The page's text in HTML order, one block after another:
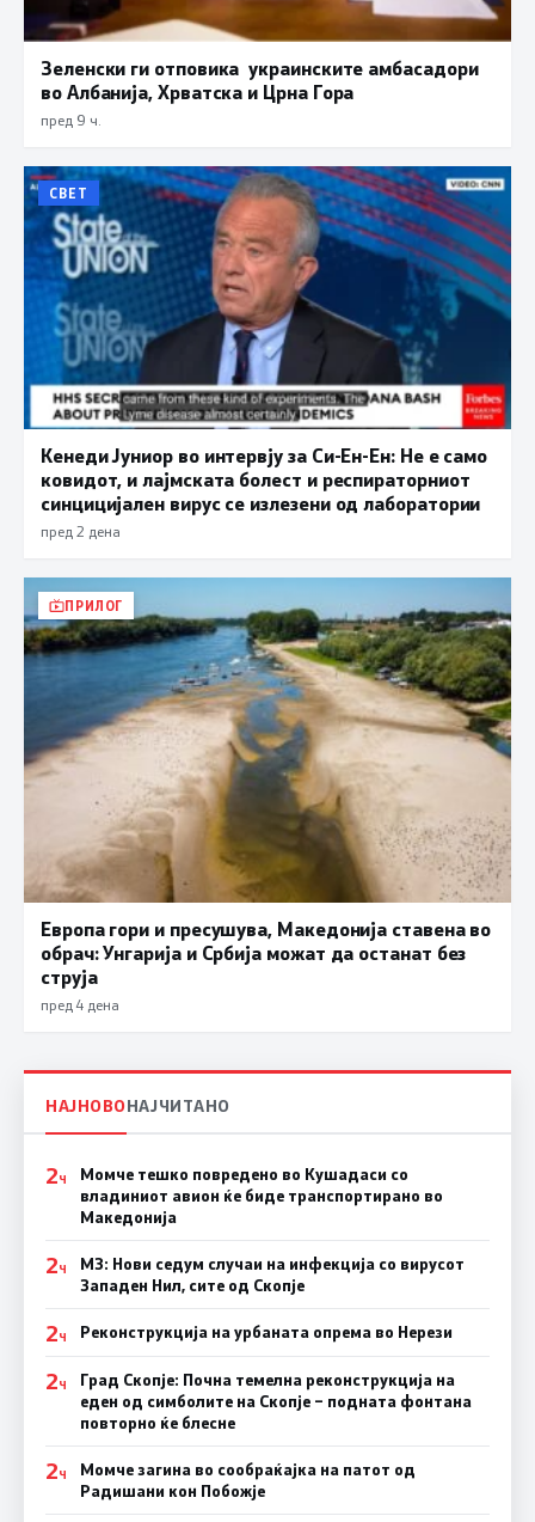
Зеленски ги отповика украинските амбасадори
во Албанија, Хрватска и Црна Гора
пред 9 ч.
СВЕТ
Кенеди Јуниор во интервју за Си-Ен-Ен: Не е само
ковидот, и лајмската болест и респираторниот
синцицијален вирус се излезени од лаборатории
пред 2 дена
ПРИЛОГ
Европа гори и пресушува, Македонија ставена во
обрач: Унгарија и Србија можат да останат без
струја
пред 4 дена
НАЈНОВОНАЈЧИТАНО
2Ч
Момче тешко повредено во Кушадаси со
владиниот авион ќе биде транспортирано во
Македонија
2Ч
МЗ: Нови седум случаи на инфекција со вирусот
Западен Нил, сите од Скопје
2Ч Реконструкција на урбаната опрема во Нерези
2Ч
Град Скопје: Почна темелна реконструкција на
еден од симболите на Скопје – подната фонтана
повторно ќе блесне
2Ч
Момче загина во сообраќајка на патот од
Радишани кон Побожје